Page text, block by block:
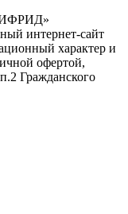
интернет-сайт
характер и
офертой,
Гражданского